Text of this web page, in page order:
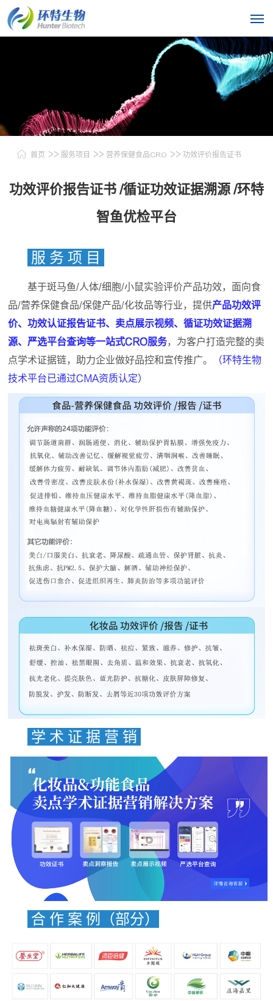
首页 >> 服务项目 >> 营养保健食品CRO >> 功效评价报告证书
功效评价报告证书 /循证功效证据溯源 /环特
智鱼优检平台
服 务 项 目
基于斑马鱼/人体/细胞/小鼠实验评价产品功效，面向食
品/营养保健食品/保健产品/化妆品等行业，提供产品功效评
价、功效认证报告证书、卖点展示视频、循证功效证据溯
源、严选平台查询等一站式CRO服务，为客户打造完整的卖
点学术证据链，助力企业做好品控和宣传推广。
（环特生物
技术平台已通过CMA资质认定）
学 术 证 据 营 销
合 作 案 例（部分）